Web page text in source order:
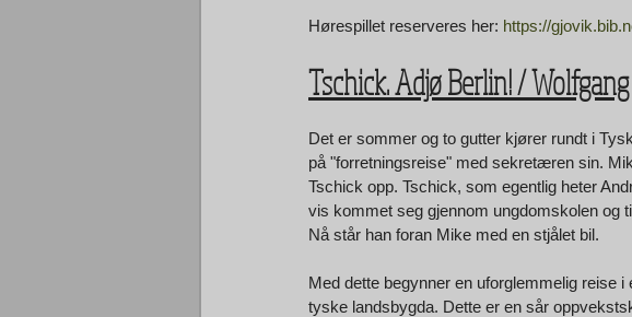
Hørespillet reserveres her: https://
Tschick. Adjø Berlin! /
Det er sommer og to gutter kjører rundt i
på "forretningsreise" med sekretæren sin.
Tschick opp. Tschick, som egentlig heter
vis kommet seg gjennom ungdomskolen og
Nå står han foran Mike med en stjålet bil.
Med dette begynner en uforglemmelig reise
tyske landsbygda. Dette er en sår